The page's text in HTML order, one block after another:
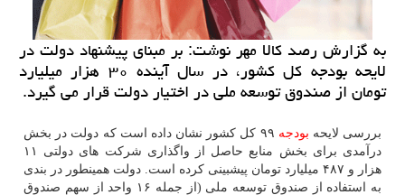
به گزارش رصد كالا مهر نوشت: بر مبنای پیشنهاد دولت در
لایحه بودجه كل كشور، در سال آینده ۳۰ هزار میلیارد
تومان از صندوق توسعه ملی در اختیار دولت قرار می گیرد.
بررسی لایحه بودجه
۹۹ كل كشور نشان داده است كه دولت در بخش
درآمدی برای بخش منابع حاصل از واگذاری شركت های دولتی ۱۱
هزار و ۴۸۷ میلیارد تومان پیشبینی كرده است. دولت همینطور در بندی
به استفاده از صندوق توسعه ملی (از جمله ۱۶ واحد از سهم صندوق